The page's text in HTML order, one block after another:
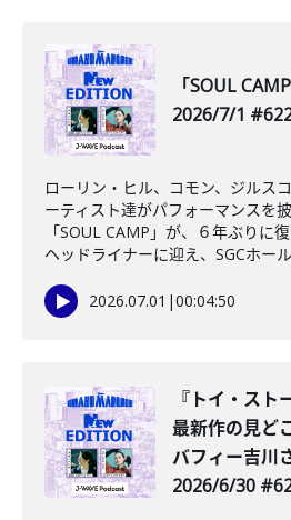
「SOUL
2026/7/1
ローリン・ヒル、コモン、ジルス
ーティスト達がパフォーマンスを
「SOUL CAMP」が、６年ぶりに
ヘッドライナーに迎え、SGCホー
2026.07.01 |00:04:50
『トイ・スト
最新作の見ど
バフィー吉川
2026/6/30